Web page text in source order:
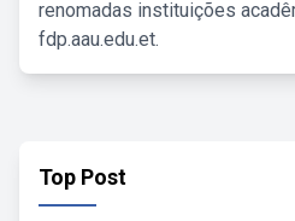
renomadas instituições
fdp.aau.edu.et.
Top Post